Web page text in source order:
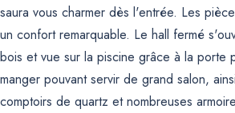
saura vous charmer dès l'entrée. Les
un confort remarquable. Le hall fermé
bois et vue sur la piscine grâce à la porte
manger pouvant servir de grand salon,
comptoirs de quartz et nombreuses